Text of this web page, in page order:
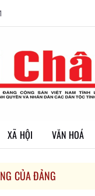
XÃ HỘI VĂN HOÁ
CỦA ĐẢNG